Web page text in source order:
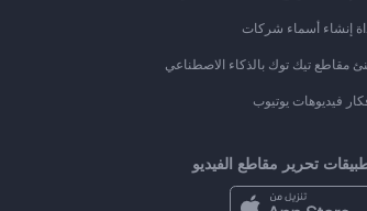
إنشاء أسماء شركات
مقاطع تيك توك بالذكاء الاصطناعي
فيديوهات يوتيوب
تحرير مقاطع الفيديو